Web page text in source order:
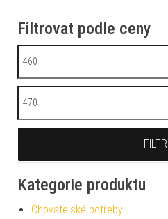
Filtrovat podle ceny
Minimální cena
Maximální cena
FILTR
Kategorie produktu
Chovatelské potřeby